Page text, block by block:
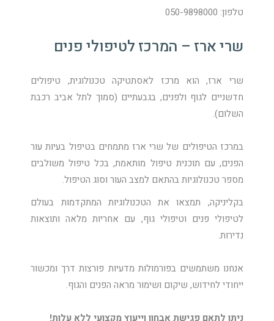
טלפון: 050-9898000
שרי ארז – המרכז לטיפולי פנים
שרי ארז, הוא מרכז לאסתטיקה טכנולוגית, טיפולים
חדשניים לגוף ולפנים, בגבעתיים (סמוך לתל אביב רכבת
השלום).
במרכז הטיפולים של שרי ארז מתמחים בטיפול בעיות עור
הפנים, עם תוכנית טיפול מותאמת, בכל טיפול משולבים
מספר טכנולוגיות בהתאם למצב העור וסוג הטיפול.
בקליניקה, תמצאו את הטכנולוגיות המתקדמות בעולם
לטיפולי פנים וטיפולי גוף, עם אחריות מלאה ותוצאות
נדירות.
אנחנו משתמשים בפורמולות מדעיות פורצות דרך ומכשור
ייחודי לחידוש, שיקום ושימור מראה הפנים והגוף.
ניתן לתאם פגישת אבחון וייעוץ מקצועי ללא עלות!